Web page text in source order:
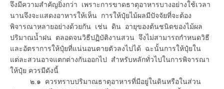
จึงมีความสำคัญยิ่งกว่า เพราะการขาดธาตุอาหารบางอย่างใช้เวลา
นานจึงจะแสดงอาหารให้เห็น การให้ปุ๋ยไม้ผลมีปัจจัยที่จะต้อง
พิจารณาหลายอย่างด้วยกัน เช่น ดิน อายุของต้นชนิดของไม้ผล
ปริมาณน้ำฝน ตลอดจนวิธีปฏิบัติงานสวน จึงไม่สามารถกำหนดวิธี
และอัตราการให้ปุ๋ยที่แน่นอนตายตัวลงไปได้ ฉะนั้นการให้ปุ๋ยใน
แต่ละสวนอาจแตกต่างกันออกไป สำหรับหลักทั่วไปในการพิจารณา
ให้ปุ๋ย ควรมีดังนี้
๒.๑ ควรทราบปริมาณธาตุอาหารที่มีอยู่ในดินหรือในส่วน